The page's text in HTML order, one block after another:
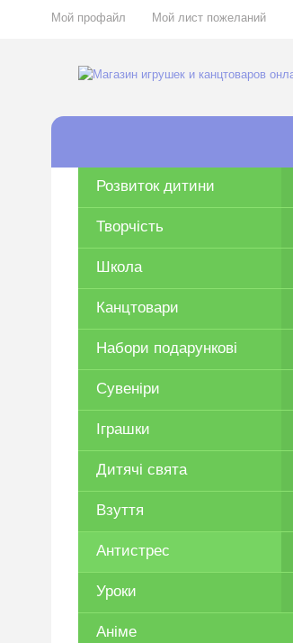
Мой профайл Мой лист пожеланий
Розвиток дитини
Творчість
Школа
Канцтовари
Набори подарункові
Сувеніри
Іграшки
Дитячі свята
Взуття
Антистрес
Уроки
Аніме